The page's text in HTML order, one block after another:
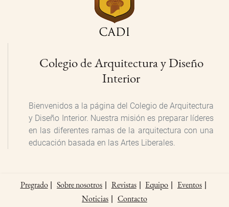
Colegio de Arquitectura y Diseño
Interior
Bienvenidos a la página del Colegio de Arquitectura
y Diseño Interior. Nuestra misión es preparar líderes
en las diferentes ramas de la arquitectura con una
educación basada en las Artes Liberales.
Pregrado Sobre nosotros Revistas Equipo
Eventos
Noticias
Contacto